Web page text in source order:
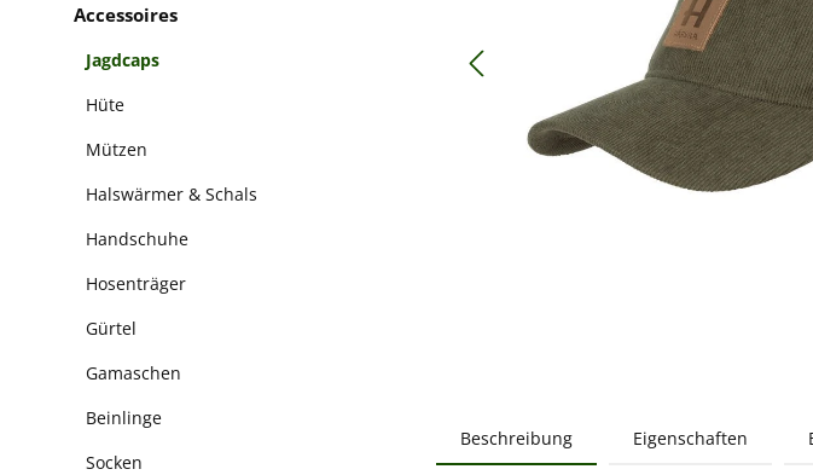
Accessoires
Jagdcaps
Hüte
Mützen
Halswärmer & Schals
Handschuhe
Hosenträger
Gürtel
Gamaschen
Beinlinge
Socken
Beschreibung Eigenschaften